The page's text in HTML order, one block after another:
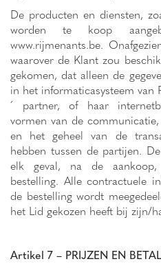
De producten en diensten,
worden te koop
www.rijmenants.be.
waarover de Klant zou
gekomen, dat alleen de
in het informaticasysteem van
´ partner, of haar
vormen van de
en het geheel van de
hebben tussen de partijen.
elk geval, na de
bestelling. Alle contractuele
de bestelling wordt
het Lid gekozen heeft bij zijn/
Artikel 7 – PRIJZEN EN